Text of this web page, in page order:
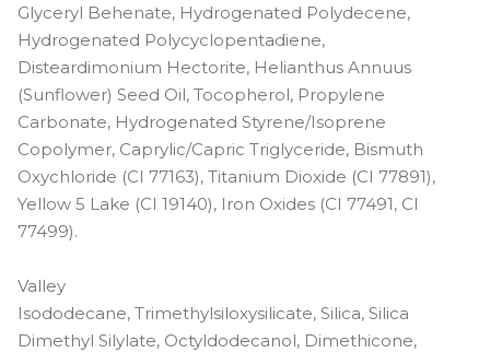
Glyceryl Behenate, Hydrogenated Polydecene,
Hydrogenated Polycyclopentadiene,
Disteardimonium Hectorite, Helianthus Annuus
(Sunflower) Seed Oil, Tocopherol, Propylene
Carbonate, Hydrogenated Styrene/Isoprene
Copolymer, Caprylic/Capric Triglyceride, Bismuth
Oxychloride (CI 77163), Titanium Dioxide (CI 77891),
Yellow 5 Lake (CI 19140), Iron Oxides (CI 77491, CI
77499).
Valley
Isododecane, Trimethylsiloxysilicate, Silica, Silica
Dimethyl Silylate, Octyldodecanol, Dimethicone,